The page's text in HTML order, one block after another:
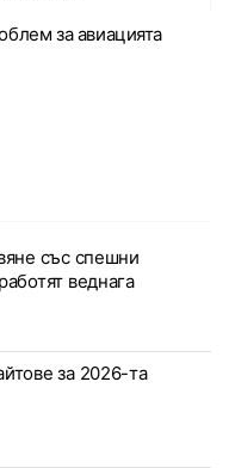
за авиацията
със спешни
веднага
за 2026-та